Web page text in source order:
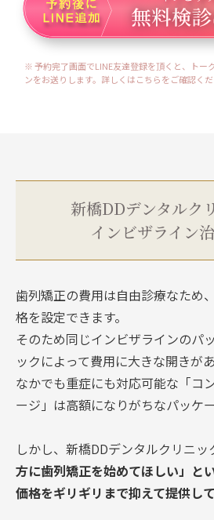
※ 予約完了画面でLINE友達登録を頂くと、トー
ンをお送りします。詳しくはこちらをご確認く
新橋DDデンタルク
インビザライン
歯列矯正の費用は自由診療なため
格を設定できます。
そのため同じインビザラインのパ
ックによって費用に大きな開きがあ
なかでも重症にも対応可能な「コ
ージ」は高額になりがちなパッケー
しかし、新橋DDデンタルクリニッ
方に歯列矯正を始めてほしい」と
価格をギリギリまで抑えて提供して